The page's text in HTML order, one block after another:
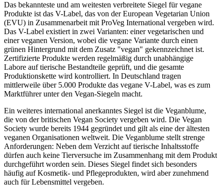
Das bekannteste und am weitesten verbreitete Siegel für vegane
Produkte ist das V-Label, das von der European Vegetarian Union
(EVU) in Zusammenarbeit mit ProVeg International vergeben wird.
Das V-Label existiert in zwei Varianten: einer vegetarischen und
einer veganen Version, wobei die vegane Variante durch einen
grünen Hintergrund mit dem Zusatz "vegan" gekennzeichnet ist.
Zertifizierte Produkte werden regelmäßig durch unabhängige
Labore auf tierische Bestandteile geprüft, und die gesamte
Produktionskette wird kontrolliert. In Deutschland tragen
mittlerweile über 5.000 Produkte das vegane V-Label, was es zum
Marktführer unter den Vegan-Siegeln macht.
Ein weiteres international anerkanntes Siegel ist die Veganblume,
die von der britischen Vegan Society vergeben wird. Die Vegan
Society wurde bereits 1944 gegründet und gilt als eine der ältesten
veganen Organisationen weltweit. Die Veganblume stellt strenge
Anforderungen: Neben dem Verzicht auf tierische Inhaltsstoffe
dürfen auch keine Tierversuche im Zusammenhang mit dem Produkt
durchgeführt worden sein. Dieses Siegel findet sich besonders
häufig auf Kosmetik- und Pflegeprodukten, wird aber zunehmend
auch für Lebensmittel vergeben.